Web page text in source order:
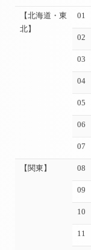
【北海道・東
北】
01
02
03
04
05
06
07
【関東】 08
09
10
11